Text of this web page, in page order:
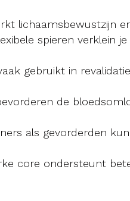
lichaamsbewustzijn
spieren verklein
gebruikt in
de
als gevorderden
core ondersteunt